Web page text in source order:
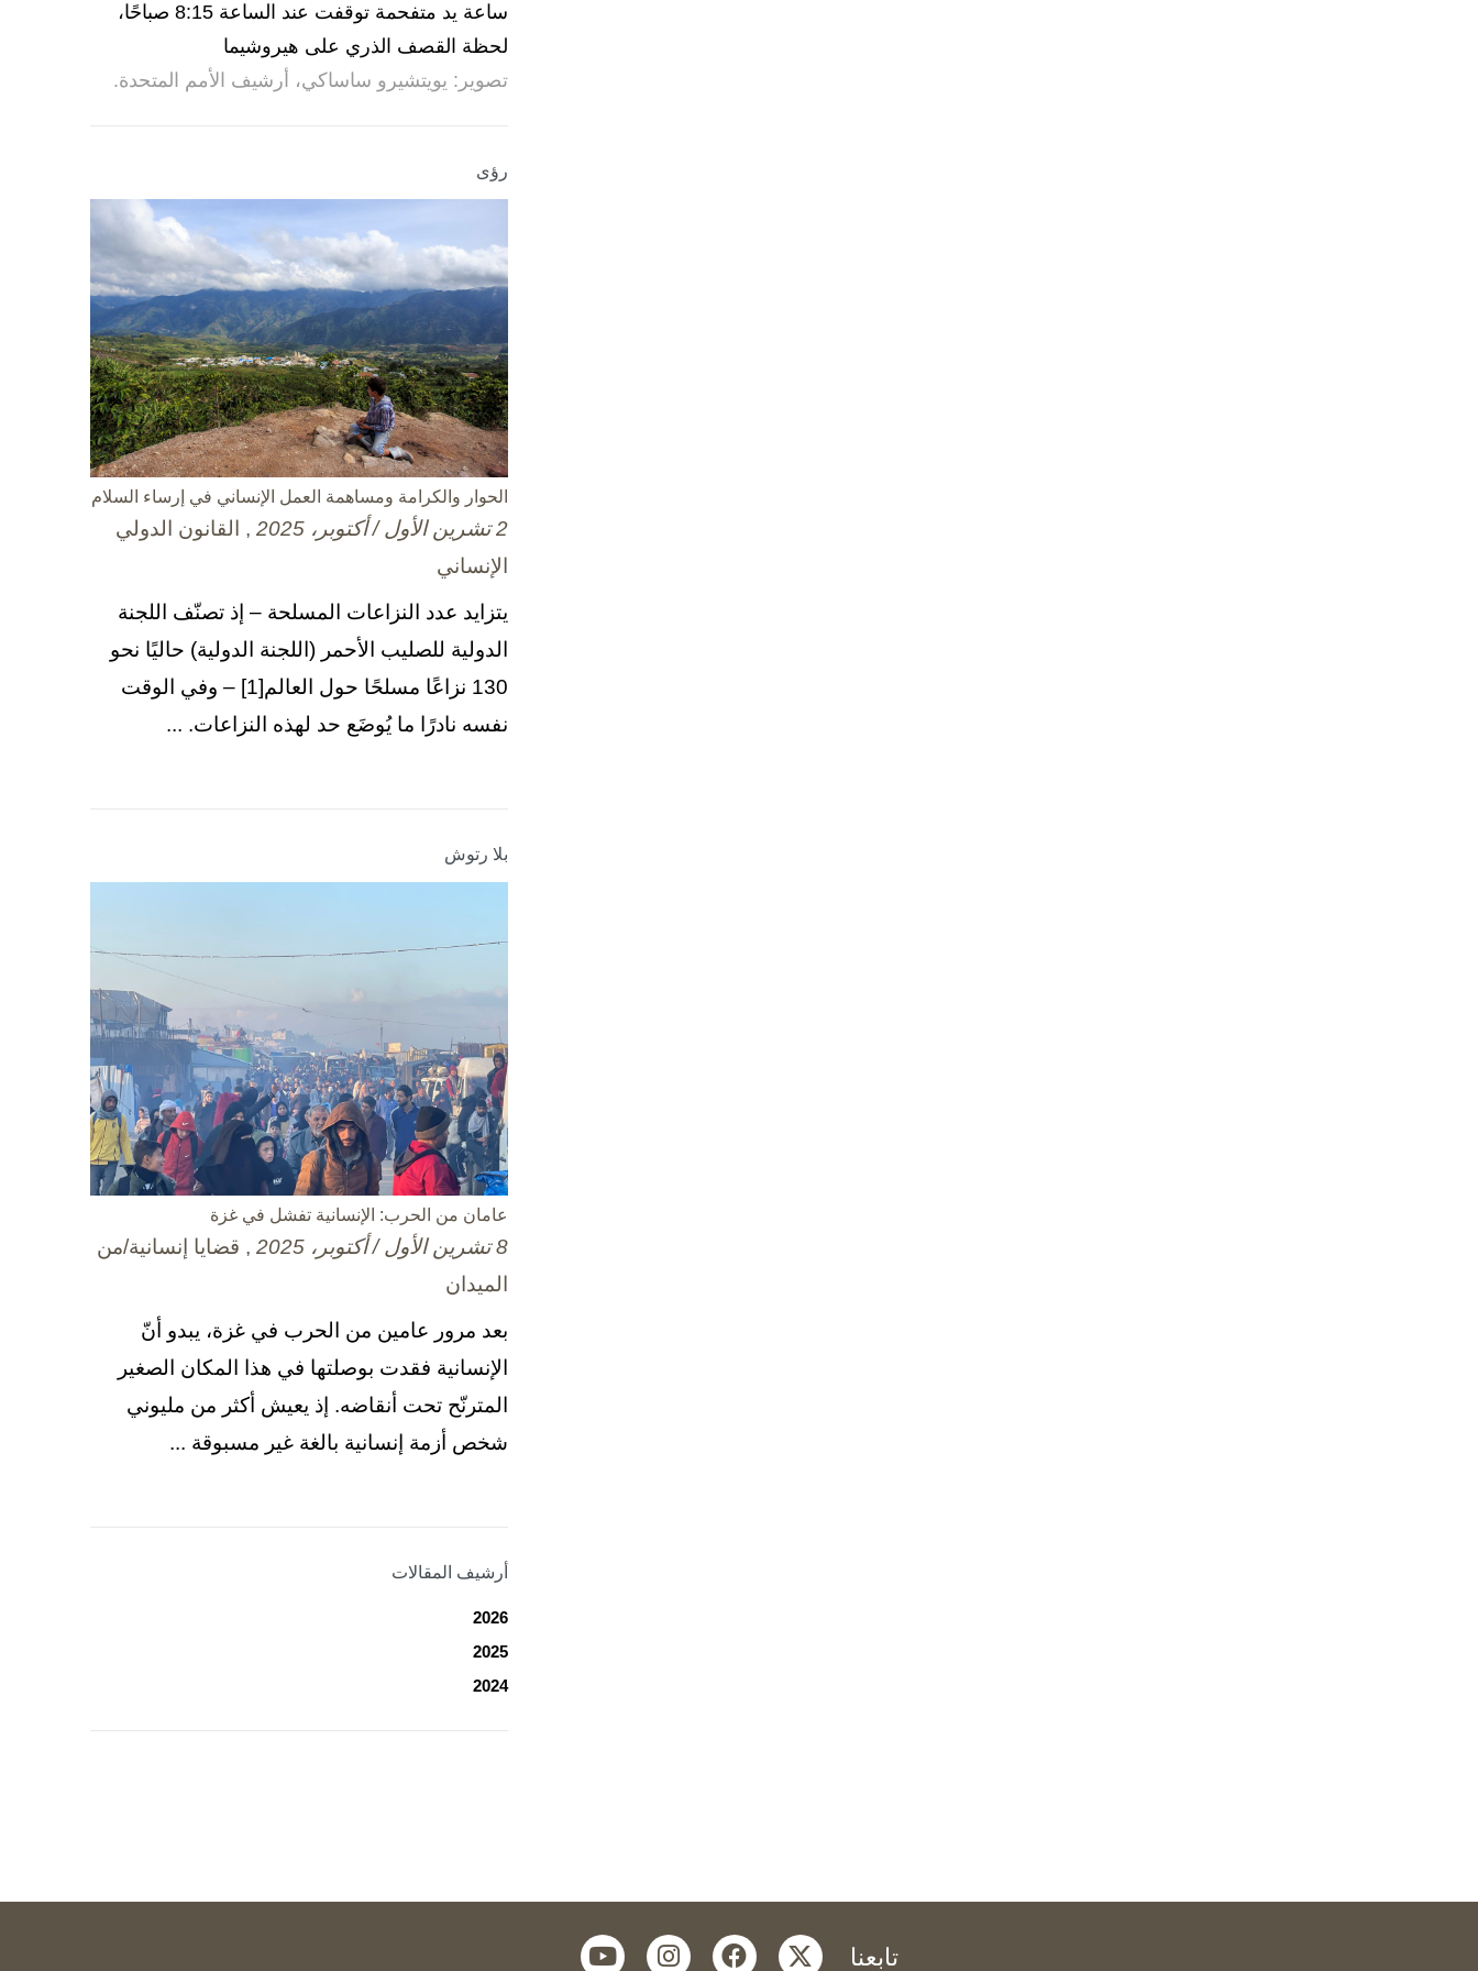
ساعة يد متفحمة توقفت عند الساعة 8:15 صباحًا،
لحظة القصف الذري على هيروشيما
تصوير: يويتشيرو ساساكي، أرشيف الأمم المتحدة.
رؤى
الحوار والكرامة ومساهمة العمل الإنساني في إرساء السلام
2 تشرين الأول / أكتوبر، 2025
, القانون الدولي
الإنساني
يتزايد عدد النزاعات المسلحة – إذ تصنّف اللجنة
الدولية للصليب الأحمر (اللجنة الدولية) حاليًا نحو
130 نزاعًا مسلحًا حول العالم[1] – وفي الوقت
نفسه نادرًا ما يُوضَع حد لهذه النزاعات. ...
بلا رتوش
عامان من الحرب: الإنسانية تفشل في غزة
8 تشرين الأول / أكتوبر، 2025
, قضايا إنسانية/من
الميدان
بعد مرور عامين من الحرب في غزة، يبدو أنّ
الإنسانية فقدت بوصلتها في هذا المكان الصغير
المترنّح تحت أنقاضه. إذ يعيش أكثر من مليوني
شخص أزمة إنسانية بالغة غير مسبوقة ...
أرشيف المقالات
2026
2025
2024
تابعنا twitter
facebook
instagram
youtube